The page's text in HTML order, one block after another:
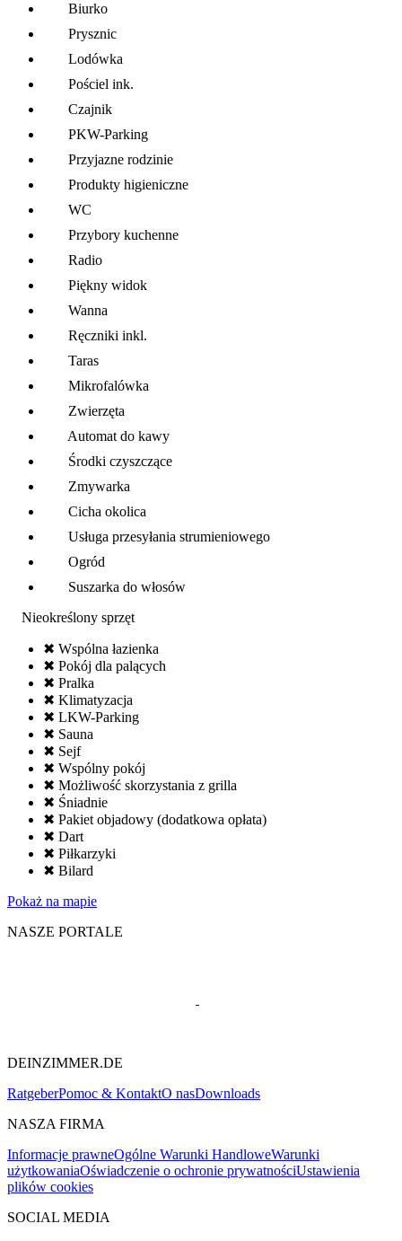
Biurko
Prysznic
Lodówka
Pościel ink.
Czajnik
PKW-Parking
Przyjazne rodzinie
Produkty higieniczne
WC
Przybory kuchenne
Radio
Piękny widok
Wanna
Ręczniki inkl.
Taras
Mikrofalówka
Zwierzęta
Automat do kawy
Środki czyszczące
Zmywarka
Cicha okolica
Usługa przesyłania strumieniowego
Ogród
Suszarka do włosów
Nieokreślony sprzęt
✖ Wspólna łazienka
✖ Pokój dla palących
✖ Pralka
✖ Klimatyzacja
✖ LKW-Parking
✖ Sauna
✖ Sejf
✖ Wspólny pokój
✖ Możliwość skorzystania z grilla
✖ Śniadnie
✖ Pakiet objadowy (dodatkowa opłata)
✖ Dart
✖ Piłkarzyki
✖ Bilard
Pokaż na mapie
NASZE PORTALE
DEINZIMMER.DE
RatgeberPomoc & KontaktO nasDownloads
NASZA FIRMA
Informacje prawneOgólne Warunki HandloweWarunki
użytkowaniaOświadczenie o ochronie prywatnościUstawienia
plików cookies
SOCIAL MEDIA